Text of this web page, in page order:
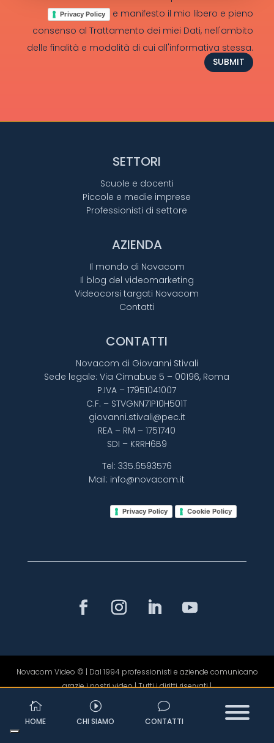

HOME
I
CHI SIAMO
v
CONTATTI
Privacy Policy
e manifesto il mio libero e pieno
consenso al Trattamento dei miei Dati, nell'ambito
delle finalità e modalità di cui all'informativa stessa.
SUBMIT
SETTORI
Scuole e docenti
Piccole e medie imprese
Professionisti di settore
AZIENDA
Il mondo di Novacom
Il blog del videomarketing
Videocorsi targati Novacom
Contatti
CONTATTI
Novacom di Giovanni Stivali
Sede legale: Via Cimabue 5 – 00196, Roma
P.IVA – 17951041007
C.F. – STVGNN71P10H501T
giovanni.stivali@pec.it
REA – RM – 1751740
SDI – KRRH6B9
Tel: 335.6593576
Mail: info@novacom.it
Privacy Policy Cookie Policy
Novacom Video © | Dal 1994 professionisti e aziende comunicano
grazie i nostri video | Tutti i diritti riservati |‬